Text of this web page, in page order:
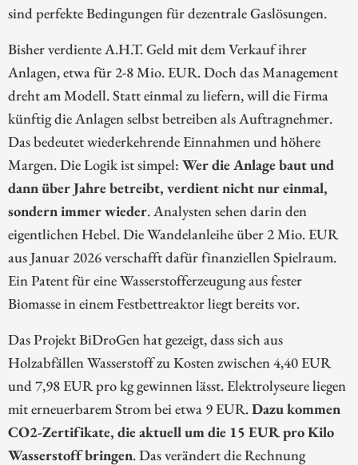
sind perfekte Bedingungen für dezentrale Gaslösungen.
Bisher verdiente A.H.T. Geld mit dem Verkauf ihrer
Anlagen, etwa für 2-8 Mio. EUR. Doch das Management
dreht am Modell. Statt einmal zu liefern, will die Firma
künftig die Anlagen selbst betreiben als Auftragnehmer.
Das bedeutet wiederkehrende Einnahmen und höhere
Margen. Die Logik ist simpel: Wer die Anlage baut und
dann über Jahre betreibt, verdient nicht nur einmal,
sondern immer wieder. Analysten sehen darin den
eigentlichen Hebel. Die Wandelanleihe über 2 Mio. EUR
aus Januar 2026 verschafft dafür finanziellen Spielraum.
Ein Patent für eine Wasserstofferzeugung aus fester
Biomasse in einem Festbettreaktor liegt bereits vor.
Das Projekt BiDroGen hat gezeigt, dass sich aus
Holzabfällen Wasserstoff zu Kosten zwischen 4,40 EUR
und 7,98 EUR pro kg gewinnen lässt. Elektrolyseure liegen
mit erneuerbarem Strom bei etwa 9 EUR.Dazu kommen
CO2-Zertifikate, die aktuell um die 15 EUR pro Kilo
Wasserstoff bringen. Das verändert die Rechnung